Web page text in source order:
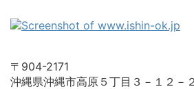
〒904-2171
沖縄県沖縄市高原５丁目３－１２－